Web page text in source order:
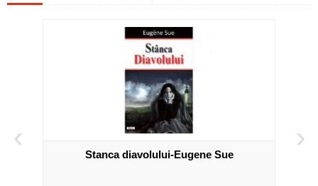
‹
Stanca diavolului-Eugene Sue
›